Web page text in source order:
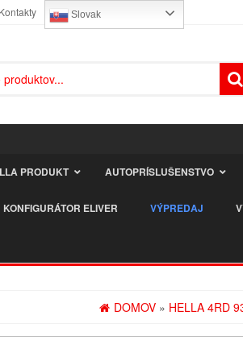
Kontakty Slovak
PRODUKT AUTOPRÍSLUŠENSTVO
KONFIGURÁTOR ELIVER VÝPREDAJ
DOMOV » HELLA 4RD